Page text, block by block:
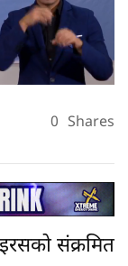
0 Shares
संक्रमित